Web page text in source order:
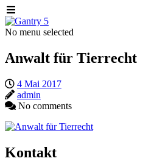
No menu selected
Anwalt für Tierrecht
4 Mai 2017
admin
No comments
Kontakt